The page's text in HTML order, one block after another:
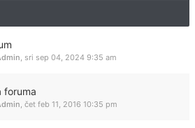
, sri sep 04, 2024 9:35 am
foruma
, čet feb 11, 2016 10:35 pm